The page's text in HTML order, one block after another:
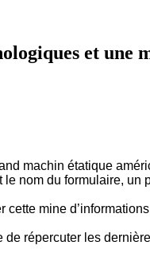
et
machin étatique
nom du formulaire, un
cette mine
répercuter les